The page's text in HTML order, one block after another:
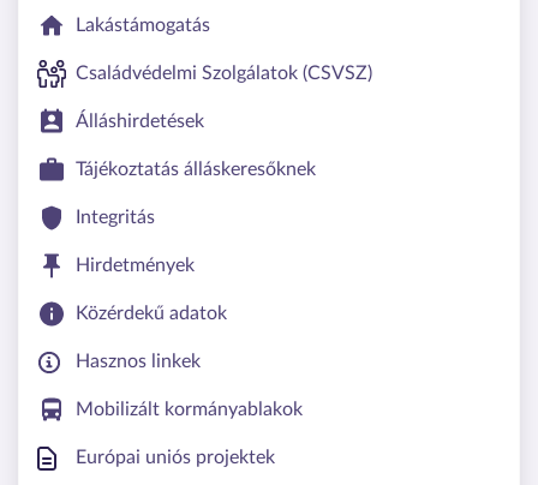
Lakástámogatás
Családvédelmi Szolgálatok (CSVSZ)
Álláshirdetések
Tájékoztatás álláskeresőknek
Integritás
Hirdetmények
Közérdekű adatok
Hasznos linkek
Mobilizált kormányablakok
Európai uniós projektek